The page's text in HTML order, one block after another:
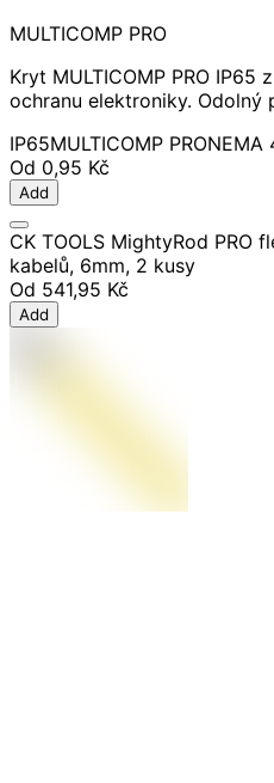
MULTICOMP PRO
Kryt MULTICOMP PRO IP65
ochranu elektroniky. Odolný
IP65MULTICOMP PRONEMA
Od 0,95 Kč
Add
CK TOOLS MightyRod PRO
kabelů, 6mm, 2 kusy
Od 541,95 Kč
Add